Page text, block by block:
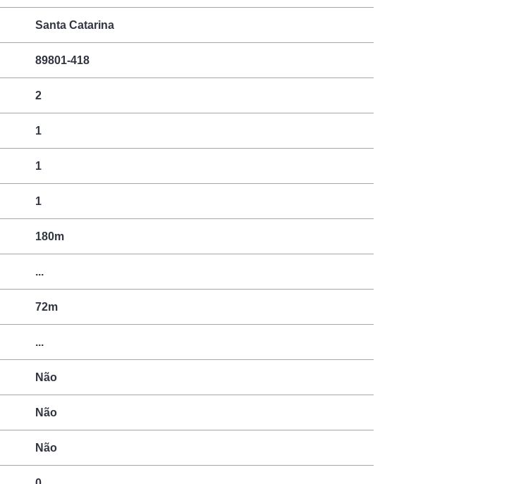
Santa Catarina
89801-418
2
1
1
1
180m
...
72m
...
Não
Não
Não